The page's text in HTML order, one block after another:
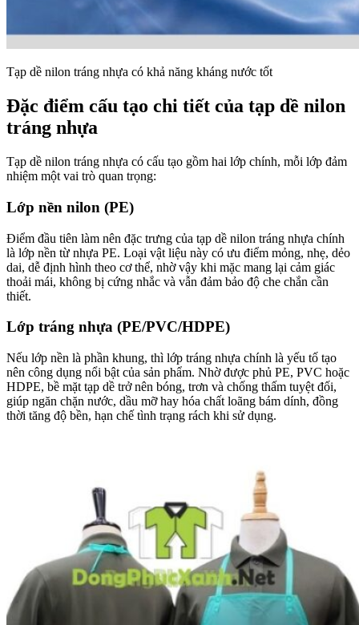
Tạp dề nilon tráng nhựa có khả năng kháng nước tốt
Đặc điểm cấu tạo chi tiết của tạp dề nilon
tráng nhựa
Tạp dề nilon tráng nhựa có cấu tạo gồm hai lớp chính, mỗi lớp đảm
nhiệm một vai trò quan trọng:
Lớp nền nilon (PE)
Điểm đầu tiên làm nên đặc trưng của tạp dề nilon tráng nhựa chính
là lớp nền từ nhựa PE. Loại vật liệu này có ưu điểm mỏng, nhẹ, dẻo
dai, dễ định hình theo cơ thể, nhờ vậy khi mặc mang lại cảm giác
thoải mái, không bị cứng nhắc và vẫn đảm bảo độ che chắn cần
thiết.
Lớp tráng nhựa (PE/PVC/HDPE)
Nếu lớp nền là phần khung, thì lớp tráng nhựa chính là yếu tố tạo
nên công dụng nổi bật của sản phẩm. Nhờ được phủ PE, PVC hoặc
HDPE, bề mặt tạp dề trở nên bóng, trơn và chống thấm tuyệt đối,
giúp ngăn chặn nước, dầu mỡ hay hóa chất loãng bám dính, đồng
thời tăng độ bền, hạn chế tình trạng rách khi sử dụng.